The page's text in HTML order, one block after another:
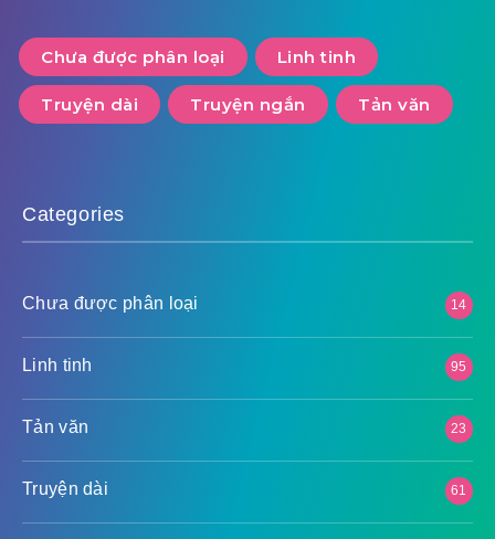
Chưa được phân loại Linh tinh
Truyện dài Truyện ngắn Tản văn
Categories
Chưa được phân loại 14
Linh tinh 95
Tản văn 23
Truyện dài 61